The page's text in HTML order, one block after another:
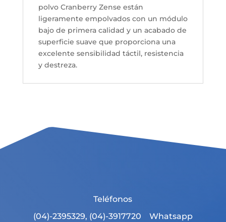
polvo Cranberry Zense están
ligeramente empolvados con un módulo
bajo de primera calidad y un acabado de
superficie suave que proporciona una
excelente sensibilidad táctil, resistencia
y destreza.
Teléfonos
(04)-2395329, (04)-3917720 Whatsapp